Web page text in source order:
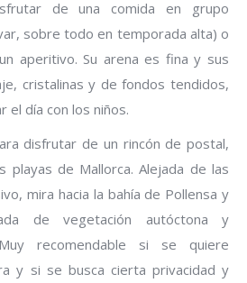
de una comida en grupo
sobre todo en temporada alta) o
aperitivo. Su arena es fina y sus
cristalinas y de fondos tendidos,
el día con los niños.
disfrutar de un rincón de postal,
playas de Mallorca. Alejada de las
mira hacia la bahía de Pollensa y
de vegetación autóctona y
recomendable si se quiere
y si se busca cierta privacidad y